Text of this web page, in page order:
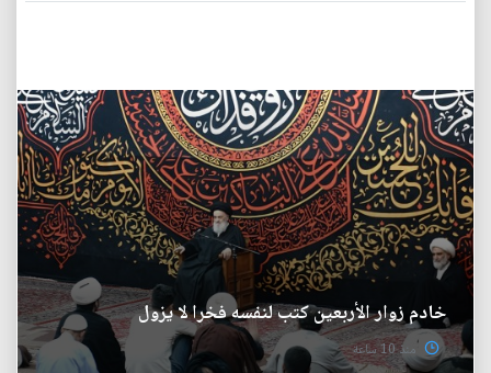
خادم زوار الأربعين كتب لنفسه فخرا لا يزول
منذ 10 ساعة